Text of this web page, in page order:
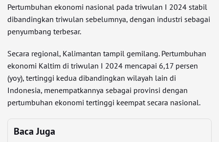
Pertumbuhan ekonomi nasional pada triwulan I 2024 stabil
dibandingkan triwulan sebelumnya, dengan industri sebagai
penyumbang terbesar.
Secara regional, Kalimantan tampil gemilang. Pertumbuhan
ekonomi Kaltim di triwulan I 2024 mencapai 6,17 persen
(yoy), tertinggi kedua dibandingkan wilayah lain di
Indonesia, menempatkannya sebagai provinsi dengan
pertumbuhan ekonomi tertinggi keempat secara nasional.
Baca Juga